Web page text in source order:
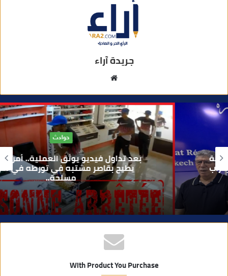
جريدة آراء
ق
ع
ا
ل
و
ي
ب
حوادث
بعد تداول فيديو يوثق العملية.. أمن مراكش
يطيح بقاصر مشتبه في تورطه في سرقة
مسلحة..
With Product You Purchase